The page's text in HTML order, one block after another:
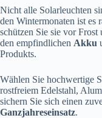
Nicht alle Solarleuchten
den Wintermonaten ist es
schützen Sie sie vor Frost
den empfindlichen Akku
Produkts.
Wählen Sie hochwertige
rostfreiem Edelstahl,
sichern Sie sich einen
Ganzjahreseinsatz.